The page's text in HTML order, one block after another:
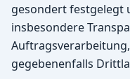
gesondert festgelegt
insbesondere
gegebenenfalls